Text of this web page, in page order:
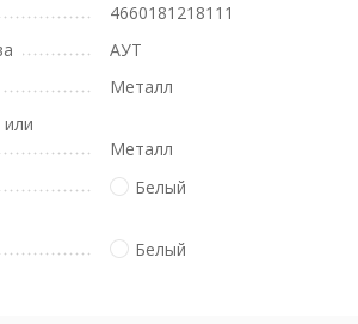
4660181218111
АУТ
Металл
Металл
Белый
Белый